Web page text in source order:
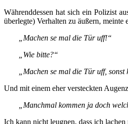
Währenddessen hat sich ein Polizist
überlegte) Verhalten zu äußern, meinte
„Machen se mal die Tür uff!“
„Wie bitte?“
„Machen se mal die Tür uff,
Und mit einem eher versteckten
„Manchmal kommen ja doch
Ich kann nicht leugnen, dass ich